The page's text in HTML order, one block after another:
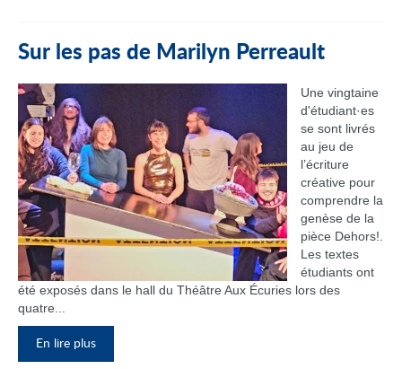
Sur les pas de Marilyn Perreault
Une vingtaine
d'étudiant·es
se sont livrés
au jeu de
l’écriture
créative pour
comprendre la
genèse de la
pièce Dehors!.
Les textes
étudiants ont
été exposés dans le hall du Théâtre Aux Écuries lors des
quatre...
En lire plus